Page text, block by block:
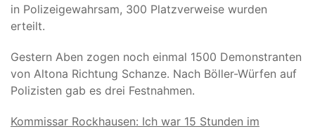
in Polizeigewahrsam, 300 Platzverweise wurden
erteilt.
Gestern Aben zogen noch einmal 1500 Demonstranten
von Altona Richtung Schanze. Nach Böller-Würfen auf
Polizisten gab es drei Festnahmen.
Kommissar Rockhausen: Ich war 15 Stunden im